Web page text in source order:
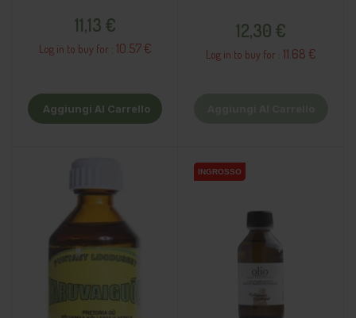
11,13 €
Log in to buy for : 10.57 €
Aggiungi Al Carrello
12,30 €
Log in to buy for : 11.68 €
INGROSSO
INGROSSO